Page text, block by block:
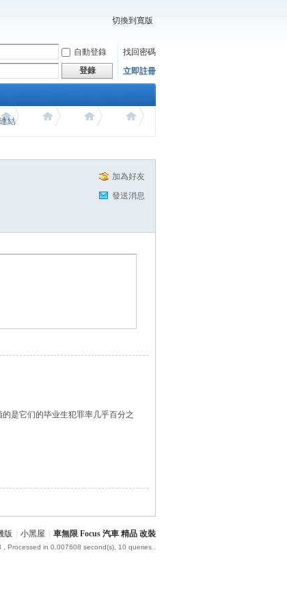
切換到寬版
自動登錄
找回密碼
登錄 立即註冊
結
加為好友
發送消息
是它们的毕业生犯罪率几乎百分之
版 小黑屋 車無限 Focus 汽車 精品 改裝
, Processed in 0.007608 second(s), 10 queries .